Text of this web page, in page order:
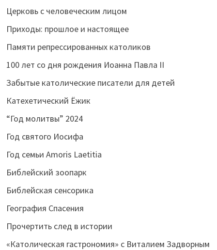
Церковь с человеческим лицом
Приходы: прошлое и настоящее
Памяти репрессированных католиков
100 лет со дня рождения Иоанна Павла II
Забытые католические писатели для детей
Катехетический Ёжик
“Год молитвы” 2024
Год святого Иосифа
Год семьи Amoris Laetitia
Библейский зоопарк
Библейская сенсорика
География Спасения
Прочертить след в истории
«Католическая гастрономия» с Виталием Задворным